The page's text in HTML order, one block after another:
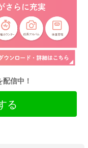
信中！
る